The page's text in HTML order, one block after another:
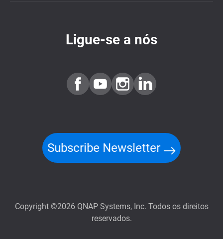
Ligue-se a nós
Subscribe Newsletter
Copyright ©2026 QNAP Systems, Inc. Todos os direitos
reservados.